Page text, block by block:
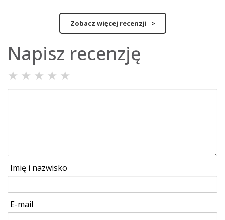
Zobacz więcej recenzji >
Napisz recenzję
★ ★ ★ ★ ★
Imię i nazwisko
E-mail